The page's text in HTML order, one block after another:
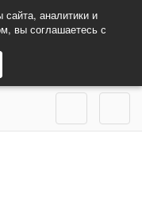
аналитики и
вы соглашаетесь с